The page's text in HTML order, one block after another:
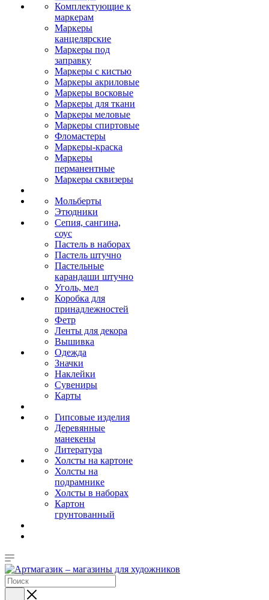
Комплектующие к
маркерам
Маркеры
канцелярские
Маркеры под
заправку
Маркеры с кистью
Маркеры акриловые
Маркеры восковые
Маркеры для ткани
Маркеры меловые
Маркеры спиртовые
Фломастеры
Маркеры-краска
Маркеры
перманентные
Маркеры сквизеры
Мольберты
Этюдники
Сепия, сангина,
соус
Пастель в наборах
Пастель штучно
Пастельные
карандаши штучно
Уголь, мел
Коробка для
принадлежностей
Фетр
Ленты для декора
Вышивка
Одежда
Значки
Наклейки
Сувениры
Карты
Гипсовые изделия
Деревянные
манекены
Литература
Холсты на картоне
Холсты на
подрамнике
Холсты в наборах
Картон
грунтованный